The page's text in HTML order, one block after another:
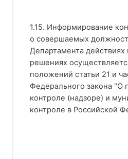
1.15. Информирование
о совершаемых
Департамента
решениях
положений статьи 21 и
Федерального закона "О
контроле (надзоре) и
контроле в Российской